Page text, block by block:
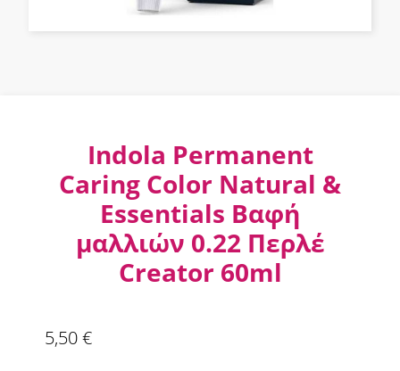
Indola Permanent
Caring Color Natural &
Essentials Βαφή
μαλλιών 0.22 Περλέ
Creator 60ml
5,50€